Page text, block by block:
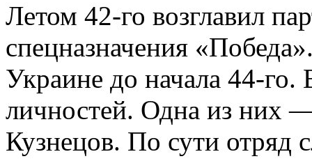
Летом 42-го возглавил
спецназначения
Украине до начала 44-
личностей. Одна из них
Кузнецов. По сути отряд